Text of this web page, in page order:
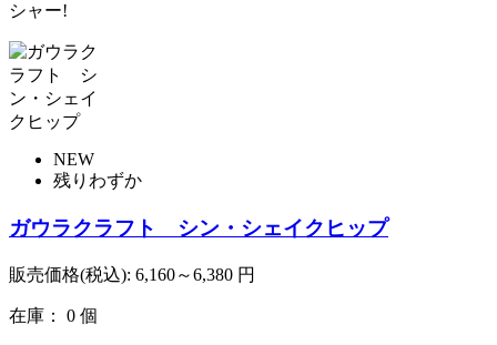
シャー!
NEW
残りわずか
ガウラクラフト シン・シェイクヒップ
販売価格(税込): 6,160～6,380 円
在庫： 0 個